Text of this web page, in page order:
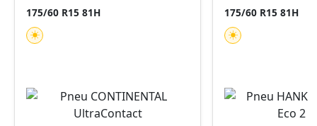
175/60 R15 81H 175/60 R15 81H